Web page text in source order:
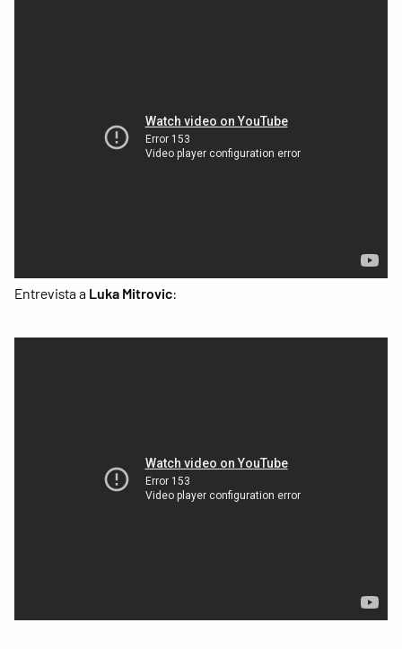
Entrevista a Luka Mitrovic: